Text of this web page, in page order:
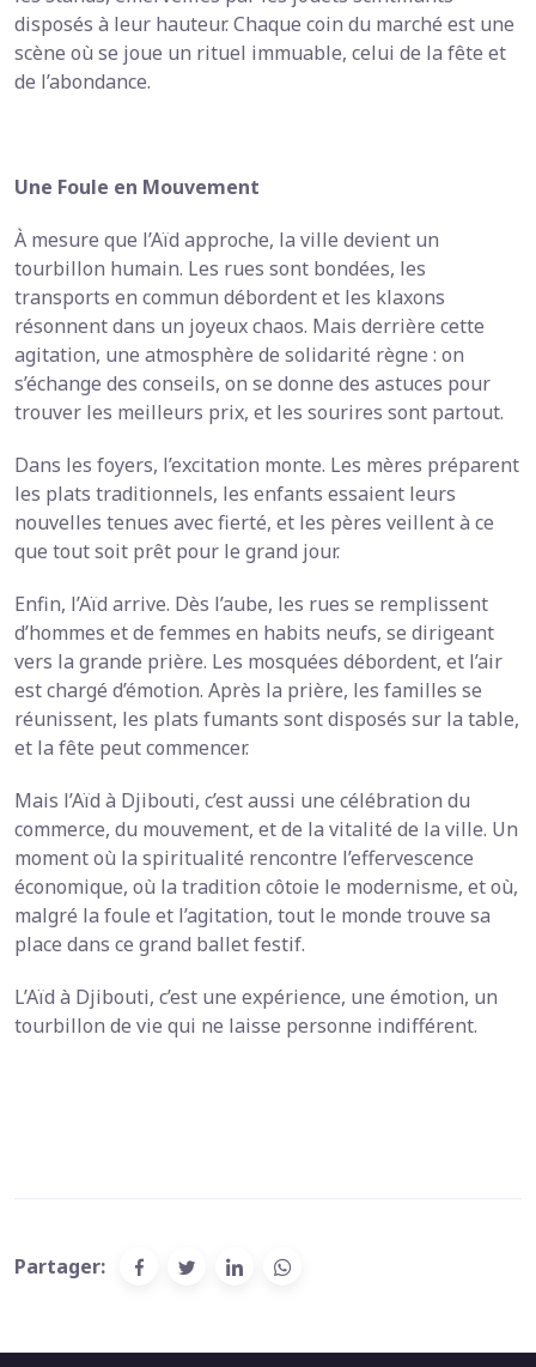
disposés à leur hauteur. Chaque coin du marché est une
scène où se joue un rituel immuable, celui de la fête et
de l’abondance.
Une Foule en Mouvement
À mesure que l’Aïd approche, la ville devient un
tourbillon humain. Les rues sont bondées, les
transports en commun débordent et les klaxons
résonnent dans un joyeux chaos. Mais derrière cette
agitation, une atmosphère de solidarité règne : on
s’échange des conseils, on se donne des astuces pour
trouver les meilleurs prix, et les sourires sont partout.
Dans les foyers, l’excitation monte. Les mères préparent
les plats traditionnels, les enfants essaient leurs
nouvelles tenues avec fierté, et les pères veillent à ce
que tout soit prêt pour le grand jour.
Enfin, l’Aïd arrive. Dès l’aube, les rues se remplissent
d’hommes et de femmes en habits neufs, se dirigeant
vers la grande prière. Les mosquées débordent, et l’air
est chargé d’émotion. Après la prière, les familles se
réunissent, les plats fumants sont disposés sur la table,
et la fête peut commencer.
Mais l’Aïd à Djibouti, c’est aussi une célébration du
commerce, du mouvement, et de la vitalité de la ville. Un
moment où la spiritualité rencontre l’effervescence
économique, où la tradition côtoie le modernisme, et où,
malgré la foule et l’agitation, tout le monde trouve sa
place dans ce grand ballet festif.
L’Aïd à Djibouti, c’est une expérience, une émotion, un
tourbillon de vie qui ne laisse personne indifférent.
Partager: